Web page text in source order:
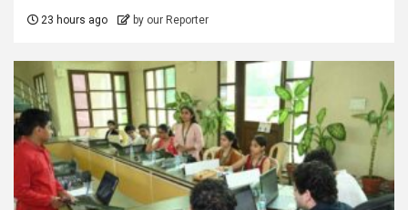
23 hours ago by our Reporter